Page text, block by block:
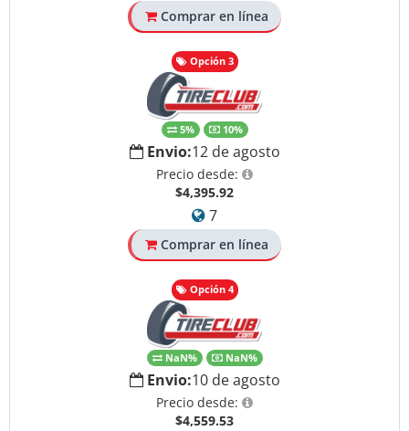
Comprar en línea
Opción 3
5% 10%
Envio:12 de agosto
Precio desde:
$4,395.92
7
Comprar en línea
Opción 4
NaN% NaN%
Envio:10 de agosto
Precio desde:
$4,559.53